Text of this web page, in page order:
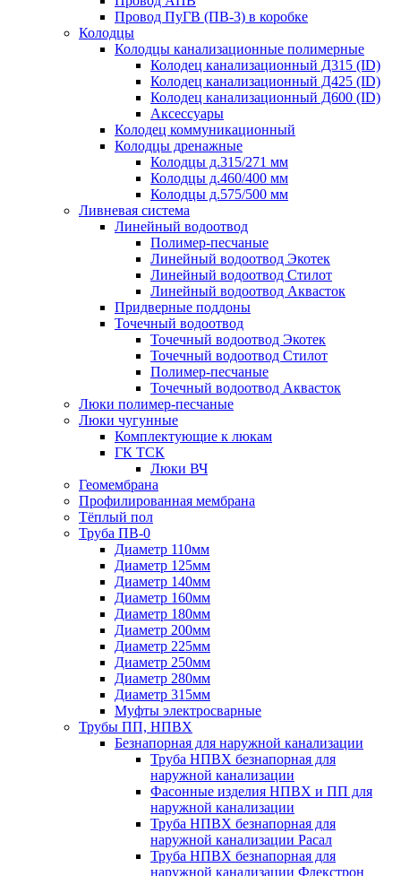
Провод ПуГВ (ПВ-3) в коробке
Колодцы
Колодцы канализационные полимерные
Колодец канализационный Д315 (ID)
Колодец канализационный Д425 (ID)
Колодец канализационный Д600 (ID)
Аксессуары
Колодец коммуникационный
Колодцы дренажные
Колодцы д.315/271 мм
Колодцы д.460/400 мм
Колодцы д.575/500 мм
Ливневая система
Линейный водоотвод
Полимер-песчаные
Линейный водоотвод Экотек
Линейный водоотвод Стилот
Линейный водоотвод Аквасток
Придверные поддоны
Точечный водоотвод
Точечный водоотвод Экотек
Точечный водоотвод Стилот
Полимер-песчаные
Точечный водоотвод Аквасток
Люки полимер-песчаные
Люки чугунные
Комплектующие к люкам
ГК ТСК
Люки ВЧ
Геомембрана
Профилированная мембрана
Тёплый пол
Труба ПВ-0
Диаметр 110мм
Диаметр 125мм
Диаметр 140мм
Диаметр 160мм
Диаметр 180мм
Диаметр 200мм
Диаметр 225мм
Диаметр 250мм
Диаметр 280мм
Диаметр 315мм
Муфты электросварные
Трубы ПП, НПВХ
Безнапорная для наружной канализации
Труба НПВХ безнапорная для
наружной канализации
Фасонные изделия НПВХ и ПП для
наружной канализации
Труба НПВХ безнапорная для
наружной канализации Расал
Труба НПВХ безнапорная для
наружной канализации Флекстрон